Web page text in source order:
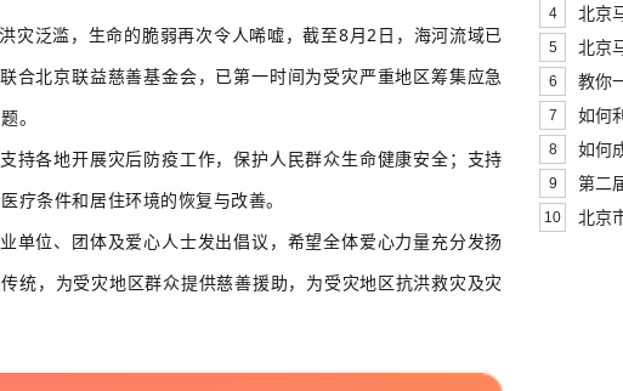
灾泛滥，生命的脆弱再次令人唏嘘，截至8月2日，海河流域已
合北京联益慈善基金会，已第一时间为受灾严重地区筹集应急
。
各地开展灾后防疫工作，保护人民群众生命健康安全；支持
疗条件和居住环境的恢复与改善。
位、团体及爱心人士发出倡议，希望全体爱心力量充分发扬
统，为受灾地区群众提供慈善援助，为受灾地区抗洪救灾及灾
4 北京
5 北京
6 教你
7 如何
8 如何
9 第二
10 北京